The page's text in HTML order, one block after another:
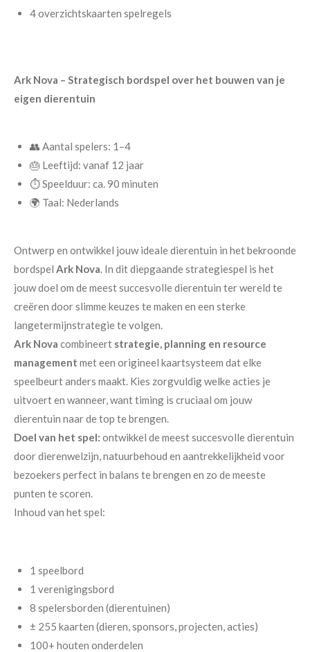
4 overzichtskaarten spelregels
Ark Nova – Strategisch bordspel over het bouwen van je
eigen dierentuin
👥 Aantal spelers: 1–4
🎂 Leeftijd: vanaf 12 jaar
⏱️ Speelduur: ca. 90 minuten
🌍 Taal: Nederlands
Ontwerp en ontwikkel jouw ideale dierentuin in het bekroonde
bordspel Ark Nova . In dit diepgaande strategiespel is het
jouw doel om de meest succesvolle dierentuin ter wereld te
creëren door slimme keuzes te maken en een sterke
langetermijnstrategie te volgen.
Ark Nova combineert strategie, planning en resource
management met een origineel kaartsysteem dat elke
speelbeurt anders maakt. Kies zorgvuldig welke acties je
uitvoert en wanneer, want timing is cruciaal om jouw
dierentuin naar de top te brengen.
Doel van het spel: ontwikkel de meest succesvolle dierentuin
door dierenwelzijn, natuurbehoud en aantrekkelijkheid voor
bezoekers perfect in balans te brengen en zo de meeste
punten te scoren.
Inhoud van het spel:
1 speelbord
1 verenigingsbord
8 spelersborden (dierentuinen)
± 255 kaarten (dieren, sponsors, projecten, acties)
100+ houten onderdelen